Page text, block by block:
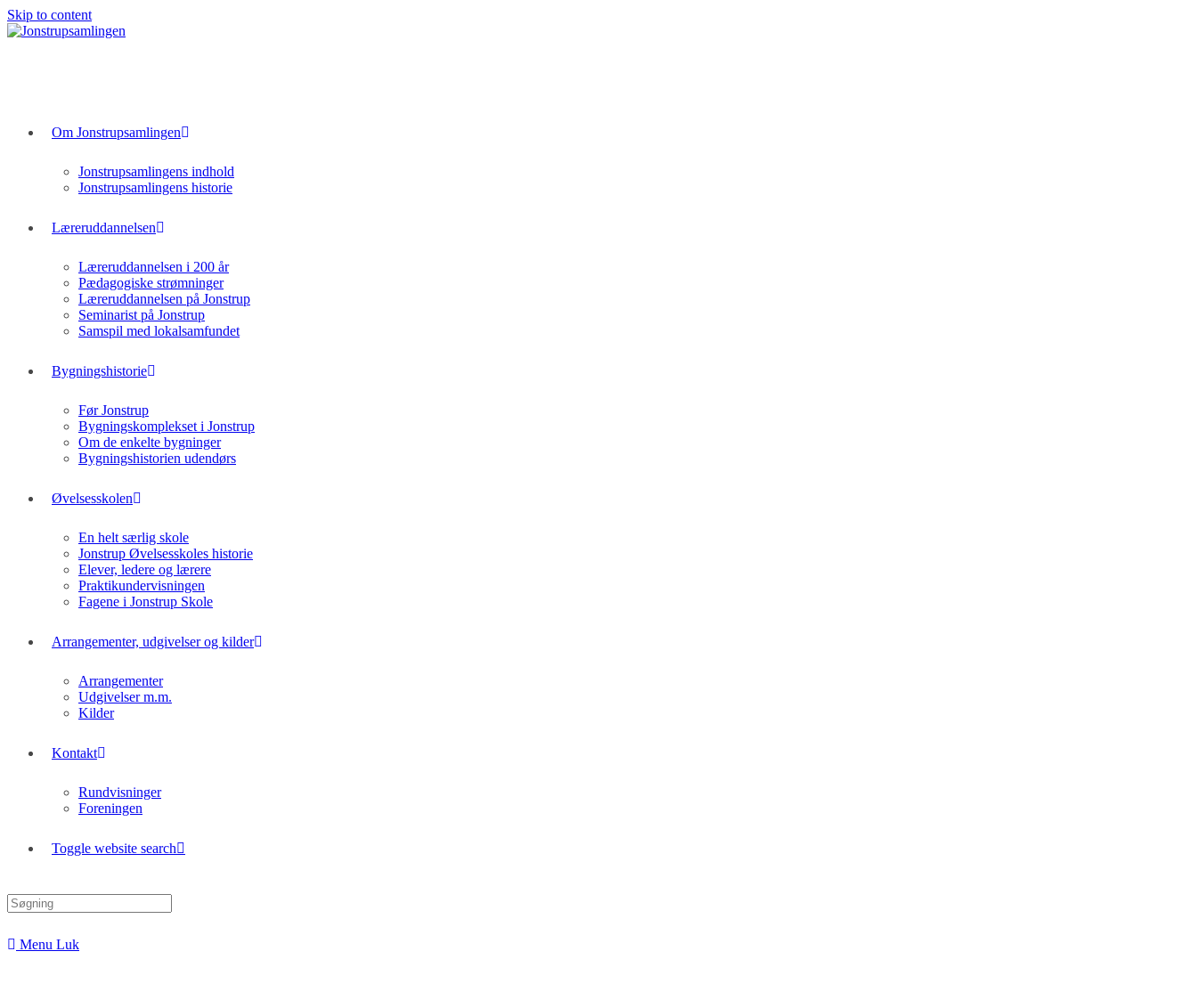
Skip to content
Om Jonstrupsamlingen
Jonstrupsamlingens indhold
Jonstrupsamlingens historie
Læreruddannelsen
Læreruddannelsen i 200 år
Pædagogiske strømninger
Læreruddannelsen på Jonstrup
Seminarist på Jonstrup
Samspil med lokalsamfundet
Bygningshistorie
Før Jonstrup
Bygningskomplekset i Jonstrup
Om de enkelte bygninger
Bygningshistorien udendørs
Øvelsesskolen
En helt særlig skole
Jonstrup Øvelsesskoles historie
Elever, ledere og lærere
Praktikundervisningen
Fagene i Jonstrup Skole
Arrangementer, udgivelser og kilder
Arrangementer
Udgivelser m.m.
Kilder
Kontakt
Rundvisninger
Foreningen
Toggle website search
Menu Luk